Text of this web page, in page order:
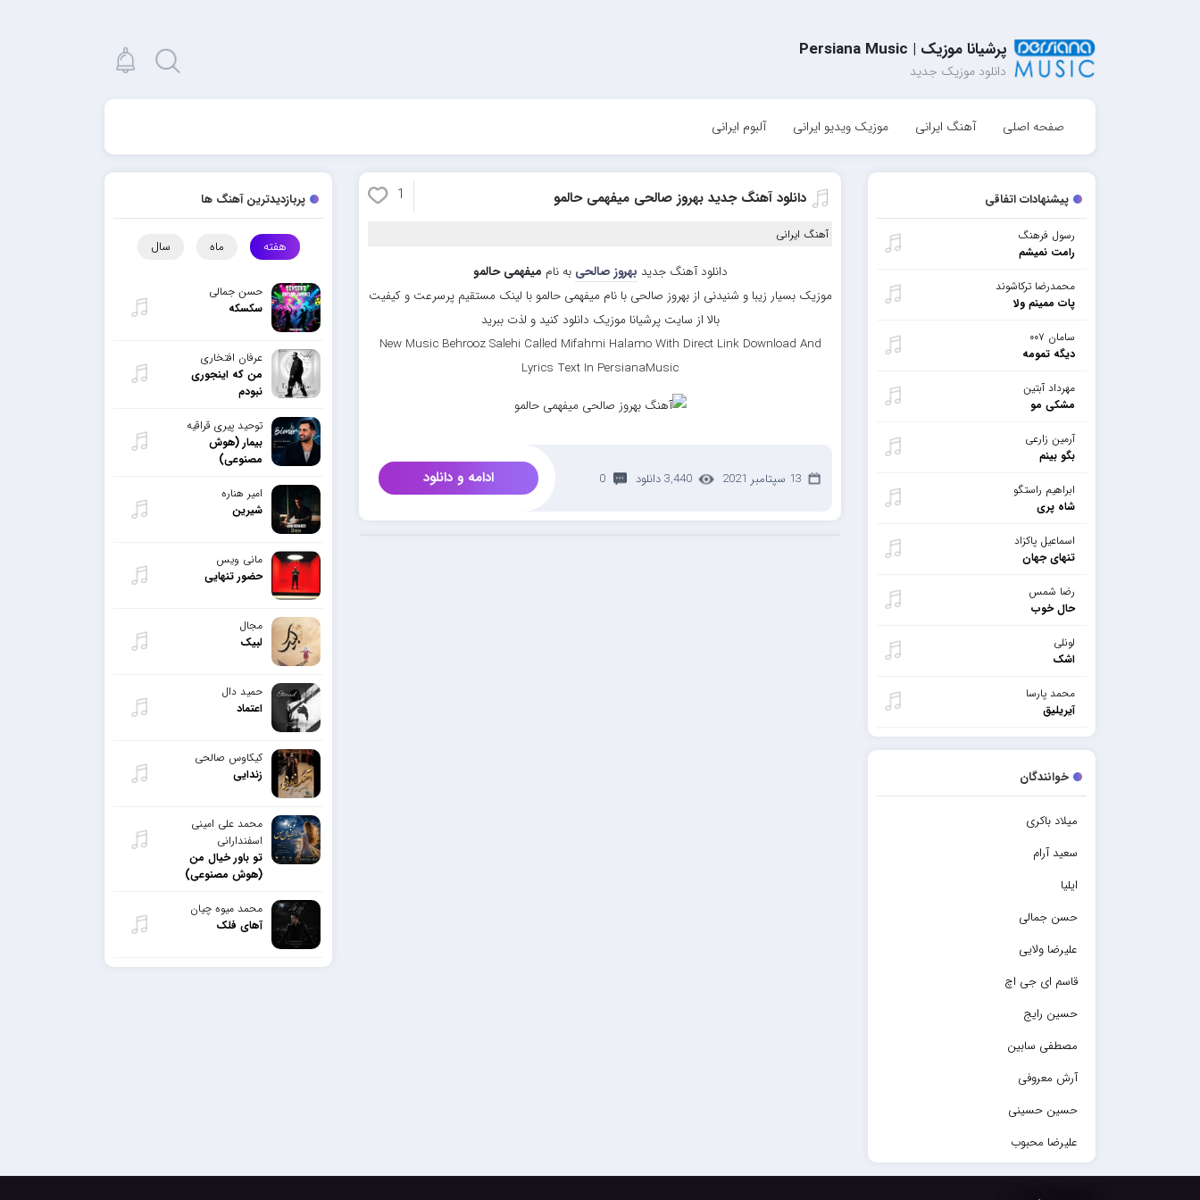
پرشیانا موزیک | Persiana Music
دانلود موزیک جدید
صفحه اصلی آهنگ ایرانی موزیک ویدیو ایرانی آلبوم ایرانی
پیشنهادات اتفاقی
رسول فرهنگ
رامت نمیشم
محمدرضا ترکاشوند
پات ممینم ولا
سامان ۰۰۷
دیگه تمومه
مهرداد آبتین
مشکی مو
آرمین زارعی
بگو بینم
ابراهیم راستگو
شاه پری
اسماعیل پاکزاد
تنهای جهان
رضا شمس
حال خوب
لونلی
اشک
محمد پارسا
آیریلیق
خوانندگان
میلاد باکری
سعید آرام
ایلیا
حسن جمالی
علیرضا ولایی
قاسم ای جی اچ
حسین رایج
مصطفی سابین
آرش معروفی
حسین حسینی
علیرضا محبوب
حسین حصارکی
دانلود آهنگ جدید بهروز صالحی میفهمی حالمو 1
آهنگ ایرانی
دانلود آهنگ جدید بهروز صالحی به نام میفهمی حالمو
موزیک بسیار زیبا و شنیدنی از بهروز صالحی با نام میفهمی حالمو با لینک مستقیم پرسرعت و کیفیت
بالا از سایت پرشیانا موزیک دانلود کنید و لذت ببرید
New Music Behrooz Salehi Called Mifahmi Halamo With Direct Link Download And
Lyrics Text In PersianaMusic
13 سپتامبر 2021 3,440 دانلود 0 ادامه و دانلود
پربازدیدترین آهنگ ها
هفته ماه سال
حسن جمالی
سکسکه
عرفان افتخاری
من که اینجوری
نبودم
توحید پیری قراقیه
بیمار (هوش
مصنوعی)
امیر هناره
شیرین
مانی ویس
حضور تنهایی
مجال
لبیک
حمید دال
اعتماد
کیکاوس صالحی
زندایی
محمد علی امینی
اسفندارانی
تو باور خیال من
(هوش مصنوعی)
محمد میوه چیان
آهای فلک